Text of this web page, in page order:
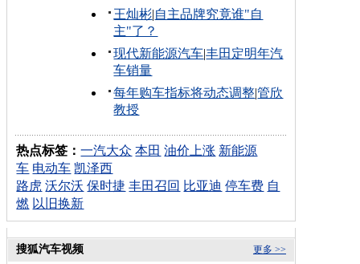
王灿彬|自主品牌究竟谁"自
主"了？
现代新能源汽车|丰田定明年汽
车销量
每年购车指标将动态调整|管欣
教授
热点标签：一汽大众 本田 油价上涨 新能源
车 电动车 凯泽西
路虎 沃尔沃 保时捷 丰田召回 比亚迪 停车费 自
燃 以旧换新
更多 >>
搜狐汽车视频